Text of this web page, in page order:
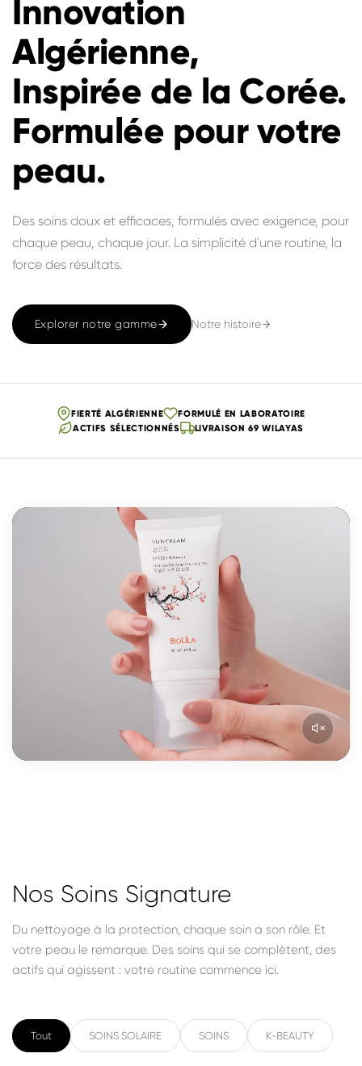
Innovation
Algérienne,
Inspirée de la Corée.
Formulée pour votre
peau.
Des soins doux et efficaces, formulés avec exigence, pour
chaque peau, chaque jour. La simplicité d'une routine, la
force des résultats.
Explorer notre gamme Notre histoire
FIERTÉ ALGÉRIENNE
FORMULÉ EN LABORATOIRE
ACTIFS SÉLECTIONNÉS
LIVRAISON 69 WILAYAS
Nos Soins Signature
Du nettoyage à la protection, chaque soin a son rôle. Et
votre peau le remarque. Des soins qui se complètent, des
actifs qui agissent : votre routine commence ici.
Tout SOINS SOLAIRE SOINS K-BEAUTY